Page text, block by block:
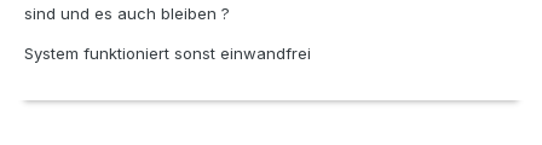
sind und es auch bleiben ?
System funktioniert sonst einwandfrei